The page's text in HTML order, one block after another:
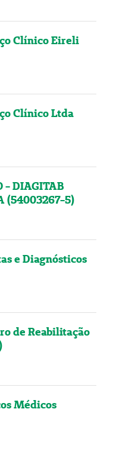
Clínico Eireli
Clínico Ltda
- DIAGITAB
(54003267-5)
e Diagnósticos
de Reabilitação
Médicos